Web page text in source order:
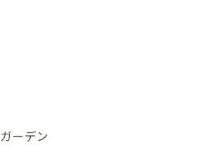
ーデン